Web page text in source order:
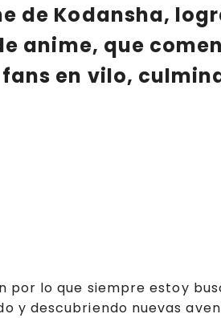
de Kodansha,
anime, que
en vilo,
lo que siempre estoy
y descubriendo nuevas